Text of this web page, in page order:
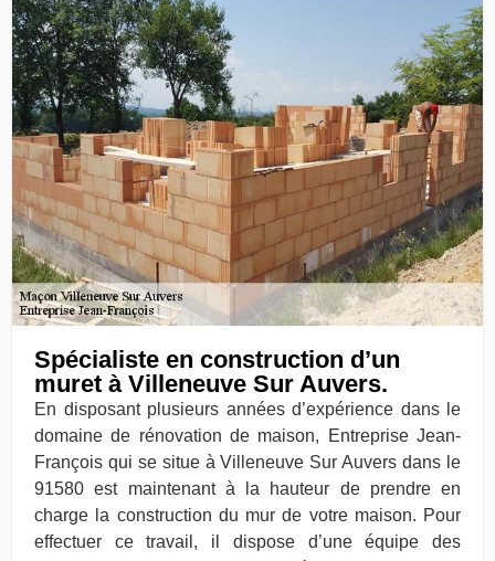
Spécialiste en construction d’un
muret à Villeneuve Sur Auvers.
En disposant plusieurs années d’expérience dans le
domaine de rénovation de maison, Entreprise Jean-
François qui se situe à Villeneuve Sur Auvers dans le
91580 est maintenant à la hauteur de prendre en
charge la construction du mur de votre maison. Pour
effectuer ce travail, il dispose d’une équipe des